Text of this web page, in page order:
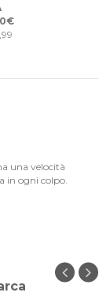
una velocità
in ogni colpo.